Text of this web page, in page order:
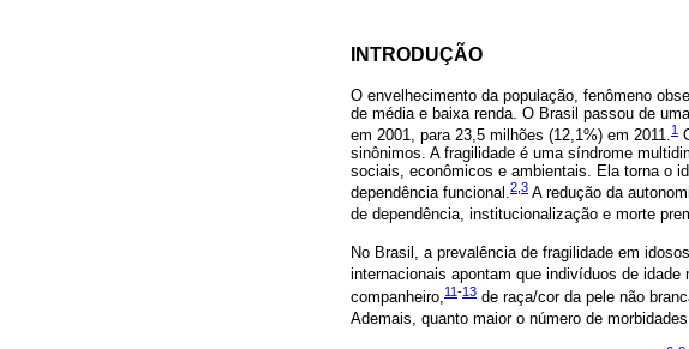
INTRODUÇÃO
O envelhecimento da população, fenômeno
de média e baixa renda. O Brasil passou de
em 2001, para 23,5 milhões (12,1%) em 2011.
1
sinônimos. A fragilidade é uma síndrome
sociais, econômicos e ambientais. Ela torna o
dependência funcional.2 3 A redução da
de dependência, institucionalização e morte
No Brasil, a prevalência de fragilidade em
internacionais apontam que indivíduos de idade
companheiro,11-13 de raça/cor da pele não
Ademais, quanto maior o número de